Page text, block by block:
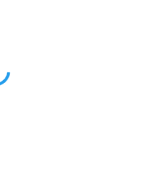
Tato velká kopulovitá difuzní